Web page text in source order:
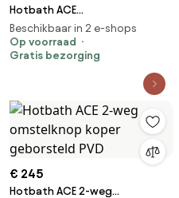
Hotbath ACE
douchemengkraan koper
geborsteld PVD
Beschikbaar in 2 e-shops
Op voorraad
Gratis bezorging
€ 245
Hotbath ACE 2-weg